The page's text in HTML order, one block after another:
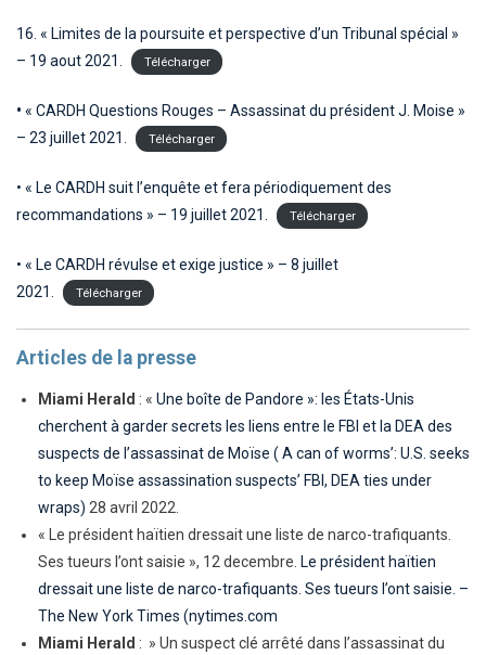
16. « Limites de la poursuite et perspective d’un Tribunal spécial »
– 19 aout 2021.
Télécharger
• « CARDH Questions Rouges – Assassinat du président J. Moise »
– 23 juillet 2021.
Télécharger
• « Le CARDH suit l’enquête et fera périodiquement des
recommandations » – 19 juillet 2021.
Télécharger
• « Le CARDH révulse et exige justice » – 8 juillet
2021.
Télécharger
Articles de la presse
Miami Herald : « Une boîte de Pandore »: les États-Unis
cherchent à garder secrets les liens entre le FBI et la DEA des
suspects de l’assassinat de Moïse ( A can of worms’: U.S. seeks
to keep Moïse assassination suspects’ FBI, DEA ties under
wraps) 28 avril 2022.
« Le président haïtien dressait une liste de narco-trafiquants.
Ses tueurs l’ont saisie », 12 decembre. Le président haïtien
dressait une liste de narco-trafiquants. Ses tueurs l’ont saisie. –
The New York Times (nytimes.com
Miami Herald : » Un suspect clé arrêté dans l’assassinat du